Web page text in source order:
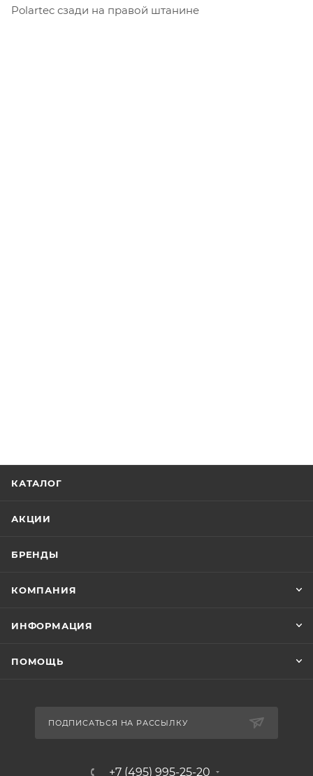
Polartec сзади на правой штанине
КАТАЛОГ
АКЦИИ
БРЕНДЫ
КОМПАНИЯ
ИНФОРМАЦИЯ
ПОМОЩЬ
ПОДПИСАТЬСЯ НА РАССЫЛКУ
+7 (495) 995-25-20​